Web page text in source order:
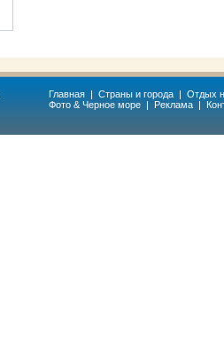
Главная | Страны и города | Отдых
Фото & Черное море | Реклама |